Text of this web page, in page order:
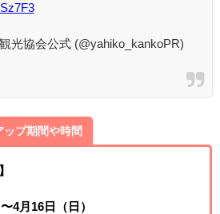
光協会公式 (@yahiko_kankoPR)
プ期間や時間
4月16日（日）